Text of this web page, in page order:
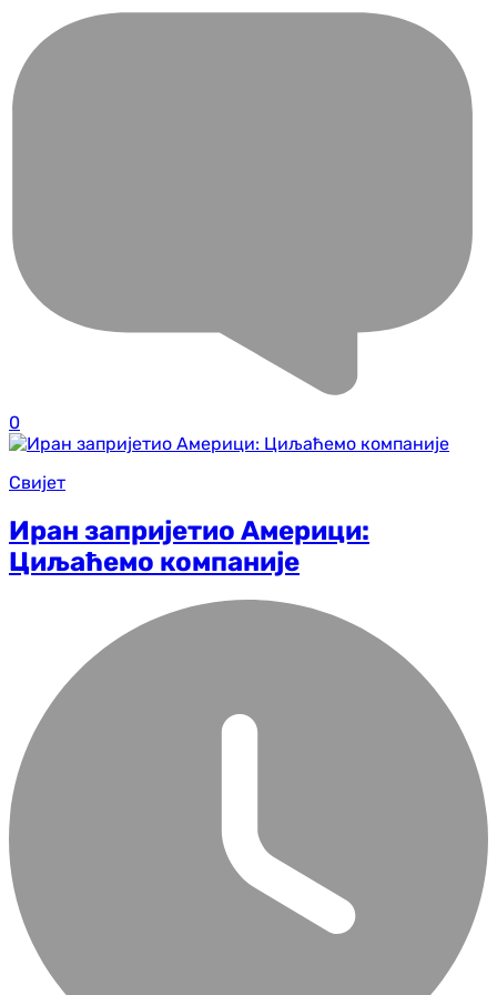
0
Свијет
Иран запријетио Америци:
Циљаћемо компаније